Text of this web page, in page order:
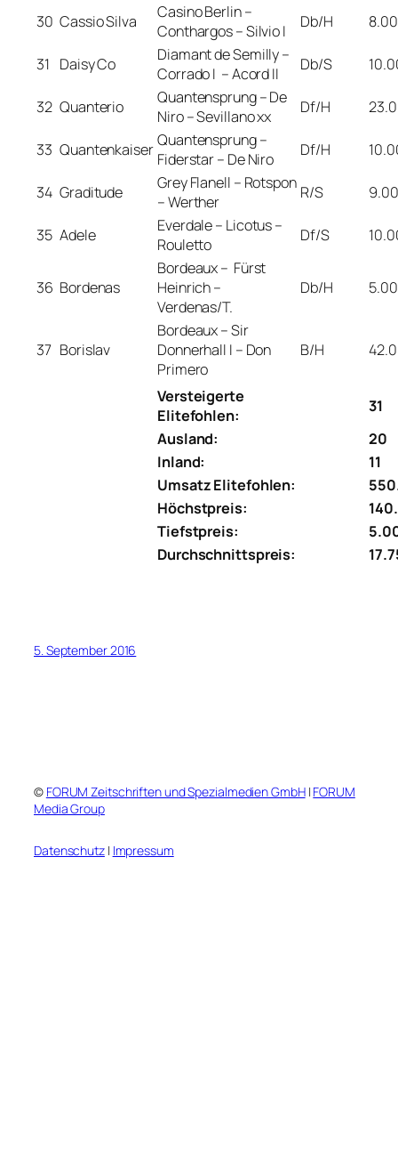
30 Cassio Silva
Casino Berlin –
Conthargos – Silvio I
Db/H
31 Daisy Co
Diamant de Semilly –
Corrado I – Acord II
Db/S
32 Quanterio
Quantensprung – De
Niro – Sevillano xx
Df/H
33 QuantenkaiserQuantensprung –
Fiderstar – De Niro
Df/H
34 Graditude
Grey Flanell – Rotspon
– Werther
R/S
35 Adele
Everdale – Licotus –
Rouletto
Df/S
36 Bordenas
Bordeaux – Fürst
Heinrich –
Verdenas/T.
Db/H
37 Borislav
Bordeaux – Sir
Donnerhall I – Don
Primero
B/H
Versteigerte
Elitefohlen:
31
Ausland:
20
Inland:
11
Umsatz Elitefohlen:
Höchstpreis:
Tiefstpreis:
Durchschnittspreis:
5. September 2016
© FORUM Zeitschriften und Spezialmedien GmbH| FORUM
Media Group
Datenschutz| Impressum